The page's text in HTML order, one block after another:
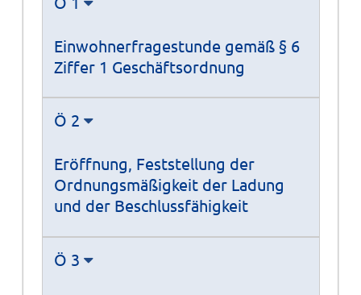
Einwohnerfragestunde gemäß § 6
Ziffer 1 Geschäftsordnung
Ö 2
Eröffnung, Feststellung der
Ordnungsmäßigkeit der Ladung
und der Beschlussfähigkeit
Ö 3